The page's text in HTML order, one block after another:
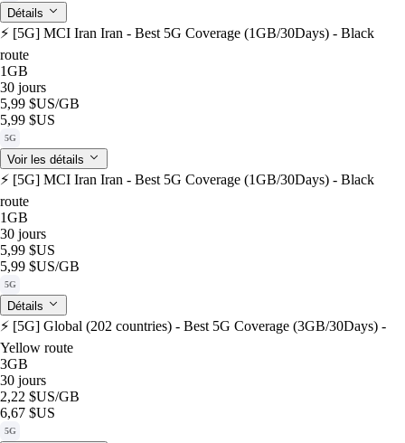
Détails
⚡️ [5G] MCI Iran Iran - Best 5G Coverage (1GB/30Days) - Black
route
1GB
30 jours
5,99 $US/GB
5,99 $US
5G
Voir les détails
⚡️ [5G] MCI Iran Iran - Best 5G Coverage (1GB/30Days) - Black
route
1GB
30 jours
5,99 $US
5,99 $US/GB
5G
Détails
⚡️ [5G] Global (202 countries) - Best 5G Coverage (3GB/30Days) -
Yellow route
3GB
30 jours
2,22 $US/GB
6,67 $US
5G